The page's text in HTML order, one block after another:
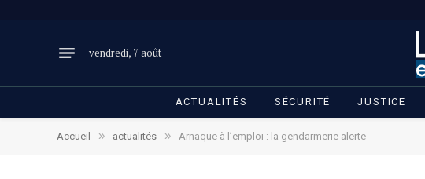
vendredi, 7 août
ACTUALITÉS SÉCURITÉ JUSTICE
Accueil » actualités » Arnaque à l’emploi : la gendarmerie alerte